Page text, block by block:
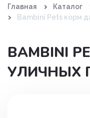
Главная Каталог
Bambini Pets корм
BAMBINI
УЛИЧНЫХ